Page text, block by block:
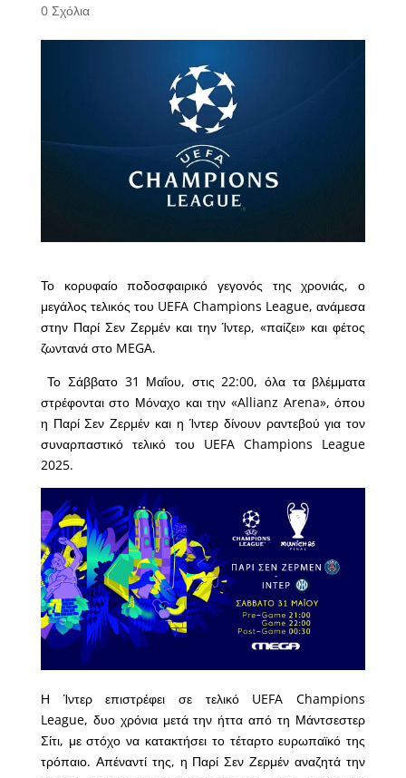
0 Σχόλια
Το κορυφαίο ποδοσφαιρικό γεγονός της χρονιάς, ο
μεγάλος τελικός του UEFA Champions League, ανάμεσα
στην Παρί Σεν Ζερμέν και την Ίντερ, «παίζει» και φέτος
ζωντανά στο MEGA.
Το Σάββατο 31 Μαΐου, στις 22:00, όλα τα βλέμματα
στρέφονται στο Μόναχο και την «Allianz Arena», όπου
η Παρί Σεν Ζερμέν και η Ίντερ δίνουν ραντεβού για τον
συναρπαστικό τελικό του UEFA Champions League
2025.
Η Ίντερ επιστρέφει σε τελικό UEFA Champions
League, δυο χρόνια μετά την ήττα από τη Μάντσεστερ
Σίτι, με στόχο να κατακτήσει το τέταρτο ευρωπαϊκό της
τρόπαιο. Απέναντί της, η Παρί Σεν Ζερμέν αναζητά την